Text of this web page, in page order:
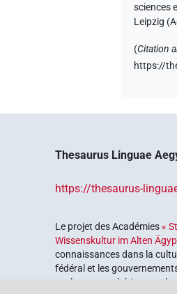
sciences
Leipzig
(Citation
https://
Thesaurus Linguae
https://thesaurus-
Le projet des Académies«
Wissenskultur im Alten
connaissances dans la
fédéral et les
explorer notre héritage